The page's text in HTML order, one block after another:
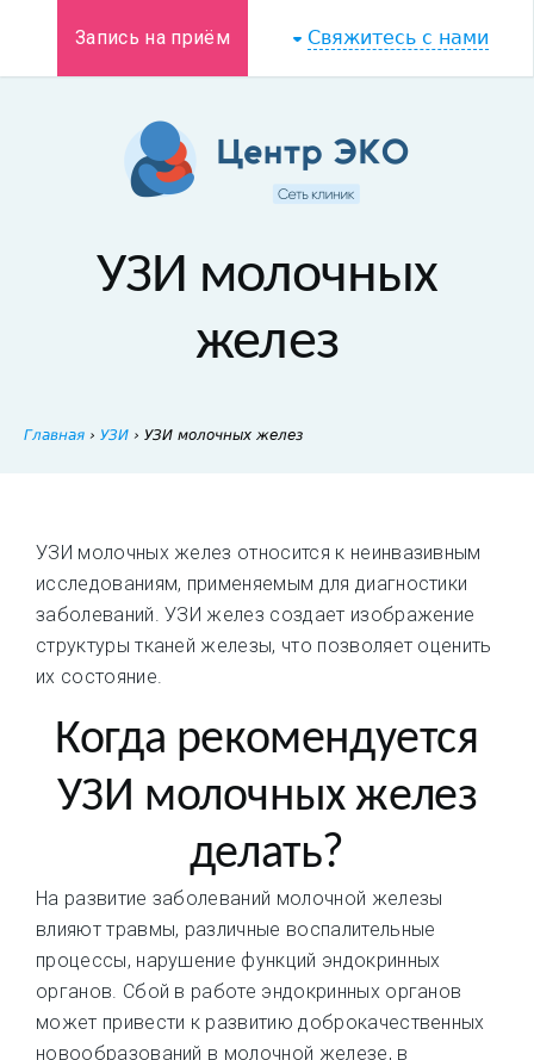
Свяжитесь с нами
Запись на приём
УЗИ молочных
желез
Главная › УЗИ › УЗИ молочных желез
УЗИ молочных желез относится к неинвазивным
исследованиям, применяемым для диагностики
заболеваний. УЗИ желез создает изображение
структуры тканей железы, что позволяет оценить
их состояние.
Когда рекомендуется
УЗИ молочных желез
делать?
На развитие заболеваний молочной железы
влияют травмы, различные воспалительные
процессы, нарушение функций эндокринных
органов. Сбой в работе эндокринных органов
может привести к развитию доброкачественных
новообразований в молочной железе, в